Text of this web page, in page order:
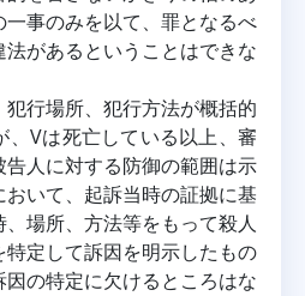
事のみを以て、罪となるべ
があるということはできな
行場所、犯行方法が概括的
、Vは死亡している以上、審
人に対する防御の範囲は示
いて、起訴当時の証拠に基
場所、方法等をもって殺人
定して訴因を明示したもの
の特定に欠けるところはな